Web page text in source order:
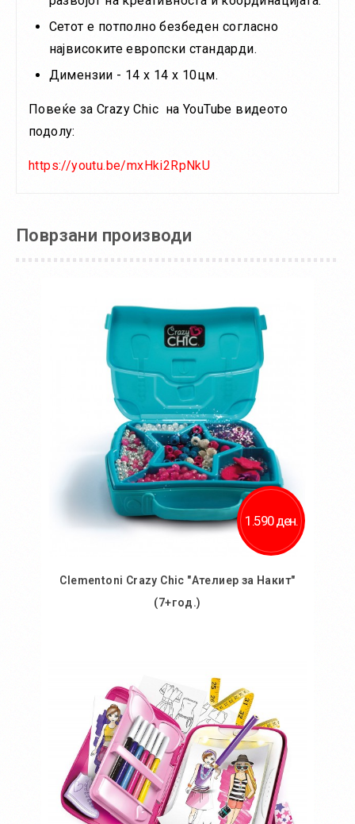
Сетот е потполно безбеден согласно
највисоките европски стандарди.
Димензии - 14 х 14 х 10цм.
Повеќе за Crazy Chic на YouTube видеото
подолу:
https://youtu.be/mxHki2RpNkU
Поврзани производи
1.590 ден.
Clementoni Crazy Chic "Ателиер за Накит"
(7+год.)
Додај во желби
Додај за споредба